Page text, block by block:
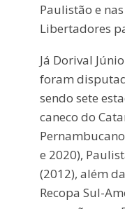
Paulistão e
Libertadores
Já Dorival
foram
sendo sete
caneco do
e 2020),
(2012), além
Recopa Sul-